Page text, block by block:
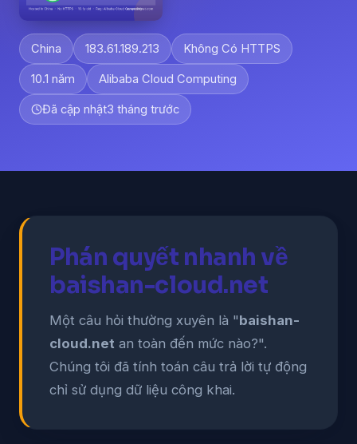
China 183.61.189.213 Không Có HTTPS
10.1 năm Alibaba Cloud Computing
Đã cập nhật3 tháng trước
Phán quyết nhanh về
baishan-cloud.net
Một câu hỏi thường xuyên là "baishan-
cloud.net an toàn đến mức nào?".
Chúng tôi đã tính toán câu trả lời tự động
chỉ sử dụng dữ liệu công khai.